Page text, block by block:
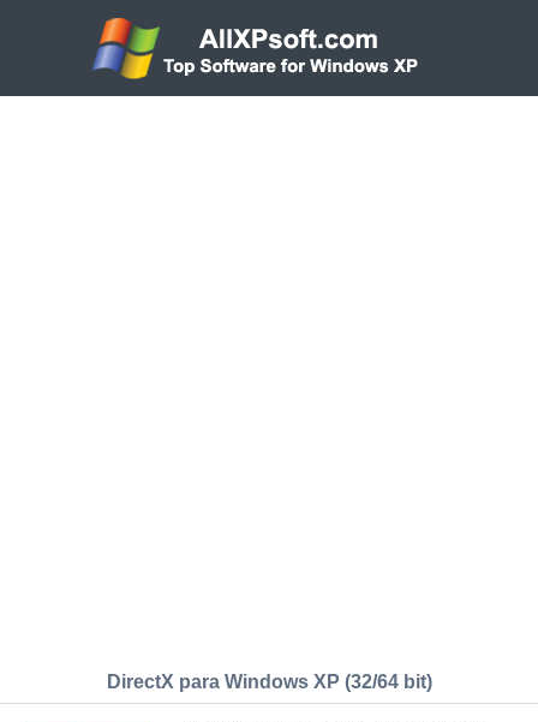
DirectX para Windows XP (32/64 bit)